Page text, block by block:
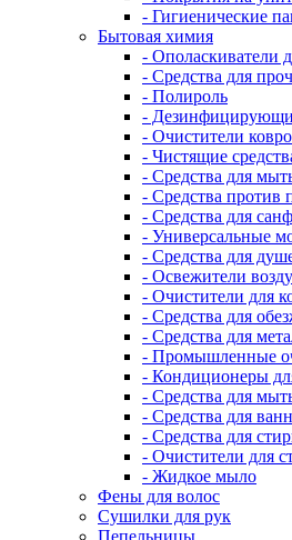
- Гигиенические
Бытовая химия
- Ополаскиватели
- Средства для
- Полироль
-
- Очистители
- Чистящие
- Средства для
- Средства против
- Средства для
- Универсальные
- Средства для
- Освежители
- Очистители для
- Средства для
- Средства для
- Промышленные
- Кондиционеры
- Средства для
- Средства для ванн
- Средства для
- Очистители для
- Жидкое мыло
Фены для волос
Сушилки для рук
Пепельницы